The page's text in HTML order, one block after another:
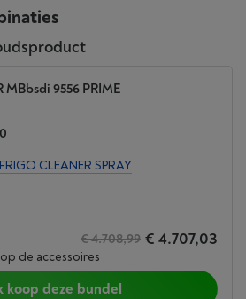
MBbsdi 9556 PRIME
CLEANER SPRAY
€ 4.708,99 € 4.707,03
op de accessoires
koop deze bundel